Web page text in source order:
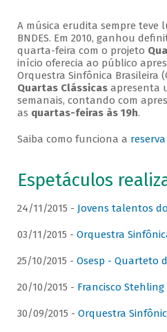
A música erudita sempre teve
BNDES. Em 2010, ganhou
quarta-feira com o projeto
início oferecia ao público
Orquestra Sinfônica Brasileira
Quartas Clássicasapresenta
semanais, contando com
as quartas-feiras às 19h.
Saiba como funciona a
Espetáculos
24/11/2015 - Jovens talentos
03/11/2015 - Orquestra
25/10/2015 - Osesp - Quarteto
20/10/2015 - Francisco Stehling
30/09/2015 - Orquestra